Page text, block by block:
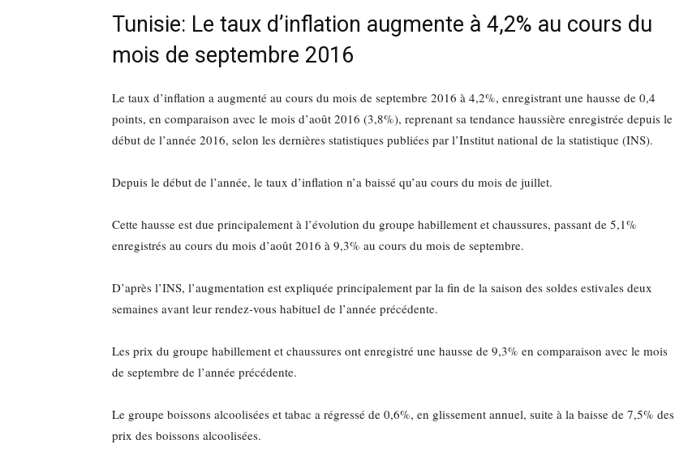
Tunisie: Le taux d’inflation augmente à 4,2% au cours du
mois de septembre 2016
Le taux d’inflation a augmenté au cours du mois de septembre 2016 à 4,2%, enregistrant une hausse de 0,4
points, en comparaison avec le mois d’août 2016 (3,8%), reprenant sa tendance haussière enregistrée depuis le
début de l’année 2016, selon les dernières statistiques publiées par l’Institut national de la statistique (INS).
Depuis le début de l’année, le taux d’inflation n’a baissé qu’au cours du mois de juillet.
Cette hausse est due principalement à l’évolution du groupe habillement et chaussures, passant de 5,1%
enregistrés au cours du mois d’août 2016 à 9,3% au cours du mois de septembre.
D’après l’INS, l’augmentation est expliquée principalement par la fin de la saison des soldes estivales deux
semaines avant leur rendez-vous habituel de l’année précédente.
Les prix du groupe habillement et chaussures ont enregistré une hausse de 9,3% en comparaison avec le mois
de septembre de l’année précédente.
Le groupe boissons alcoolisées et tabac a régressé de 0,6%, en glissement annuel, suite à la baisse de 7,5% des
prix des boissons alcoolisées.